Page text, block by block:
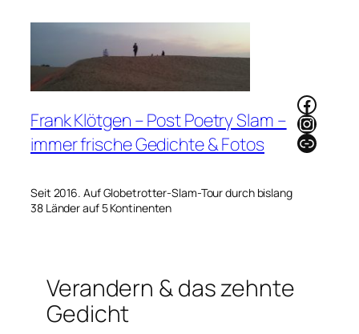
Frank Klötgen – Post Poetry Slam –
immer frische Gedichte & Fotos
Seit 2016. Auf Globetrotter-Slam-Tour durch bislang
38 Länder auf 5 Kontinenten
Link
Verandern & das zehnte
Gedicht